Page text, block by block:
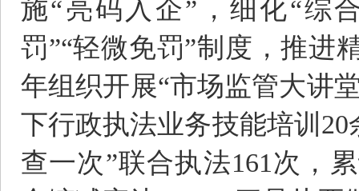
施“亮码入企”，细化“综
罚”“轻微免罚”制度，推进
年组织开展“市场监管大讲
下行政执法业务技能培训20
查一次”联合执法161次，